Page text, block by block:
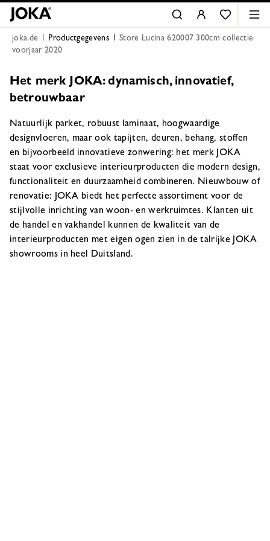
joka.de Productgegevens
Store Lucina 620007 300cm collectie
voorjaar 2020
Het merk JOKA: dynamisch, innovatief,
betrouwbaar
Natuurlijk parket, robuust laminaat, hoogwaardige
designvloeren, maar ook tapijten, deuren, behang, stoffen
en bijvoorbeeld innovatieve zonwering: het merk JOKA
staat voor exclusieve interieurproducten die modern design,
functionaliteit en duurzaamheid combineren. Nieuwbouw of
renovatie: JOKA biedt het perfecte assortiment voor de
stijlvolle inrichting van woon- en werkruimtes. Klanten uit
de handel en vakhandel kunnen de kwaliteit van de
interieurproducten met eigen ogen zien in de talrijke JOKA
showrooms in heel Duitsland.